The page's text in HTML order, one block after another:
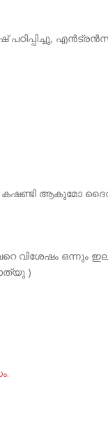
എൻട്രൻസ്
കഷണ്ടി ആകുമോ
വിശേഷം ഒന്നും
)